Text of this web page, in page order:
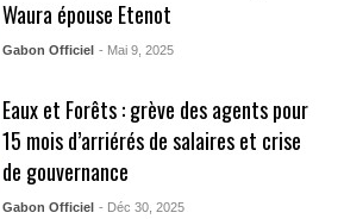
Waura épouse Etenot
Gabon Officiel - Mai 9, 2025
Eaux et Forêts : grève des agents pour
15 mois d’arriérés de salaires et crise
de gouvernance
Gabon Officiel - Déc 30, 2025